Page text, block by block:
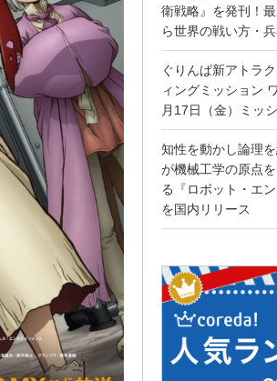
衛戦略』を発刊！
ら世界の戦い方・
ぐりんぱ新アトラ
ィングミッション
月17日（金）ミッ
知性を動かし論理
が機械工学の原点
る『ロボット・エ
を国内リリース